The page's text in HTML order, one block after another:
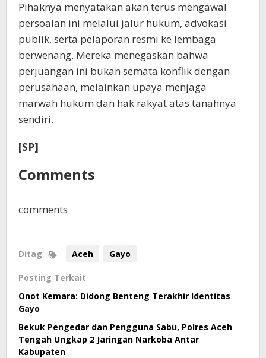
Pihaknya menyatakan akan terus mengawal
persoalan ini melalui jalur hukum, advokasi
publik, serta pelaporan resmi ke lembaga
berwenang. Mereka menegaskan bahwa
perjuangan ini bukan semata konflik dengan
perusahaan, melainkan upaya menjaga
marwah hukum dan hak rakyat atas tanahnya
sendiri.
[SP]
Comments
comments
Ditag Aceh Gayo
Posting Terkait
Onot Kemara: Didong Benteng Terakhir Identitas
Gayo
Bekuk Pengedar dan Pengguna Sabu, Polres Aceh
Tengah Ungkap 2 Jaringan Narkoba Antar
Kabupaten